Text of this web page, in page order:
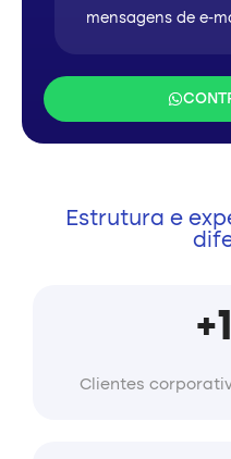
mensagens de e-
Estrutura e
Clientes